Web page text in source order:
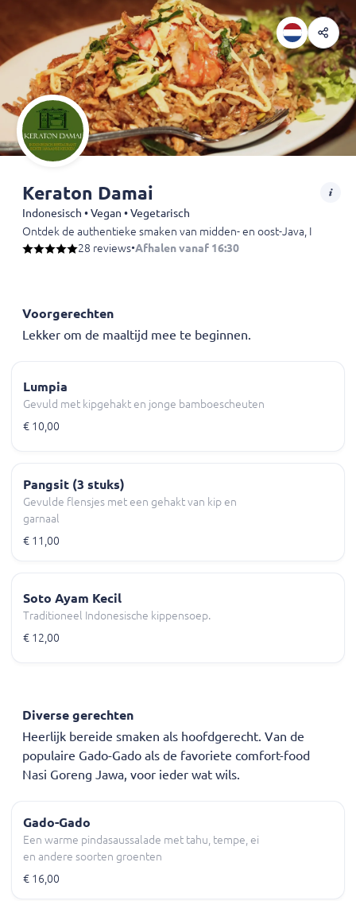
Keraton Damai
Indonesisch • Vegan • Vegetarisch
Ontdek de authentieke smaken van midden- en oost-Java,
28 reviews•Afhalen vanaf 16:30
Voorgerechten
Lekker om de maaltijd mee te beginnen.
Lumpia
Gevuld met kipgehakt en jonge bamboescheuten
€ 10,00
Pangsit (3 stuks)
Gevulde flensjes met een gehakt van kip en
garnaal
€ 11,00
Soto Ayam Kecil
Traditioneel Indonesische kippensoep.
€ 12,00
Diverse gerechten
Heerlijk bereide smaken als hoofdgerecht. Van de
populaire Gado-Gado als de favoriete comfort-food
Nasi Goreng Jawa, voor ieder wat wils.
Gado-Gado
Een warme pindasaussalade met tahu, tempe, ei
en andere soorten groenten
€ 16,00